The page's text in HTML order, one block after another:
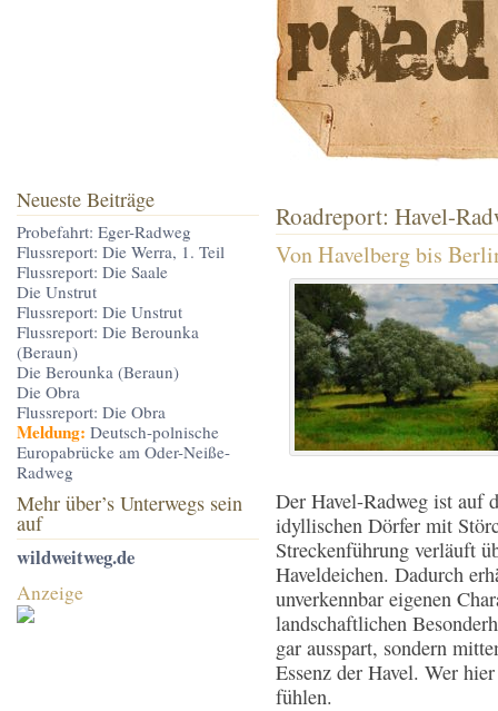
Neueste Beiträge
Probefahrt: Eger-Radweg
Flussreport: Die Werra, 1. Teil
Flussreport: Die Saale
Die Unstrut
Flussreport: Die Unstrut
Flussreport: Die Berounka
(Beraun)
Die Berounka (Beraun)
Die Obra
Flussreport: Die Obra
Meldung: Deutsch-polnische
Europabrücke am Oder-Neiße-
Radweg
Mehr über’s Unterwegs sein
auf
wildweitweg.de
Anzeige
Roadreport: Havel-
Von Havelberg bis
Der Havel-Radweg ist auf
idyllischen Dörfer mit
Streckenführung verläuft
Haveldeichen. Dadurch
unverkennbar eigenen
landschaftlichen
gar ausspart, sondern
Essenz der Havel. Wer
fühlen.